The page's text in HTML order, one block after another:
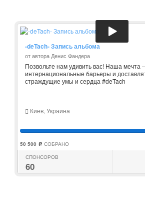
-deTach- Запись альбома
от автора Денис Фандера
Позвольте нам удивить вас! Наша мечта
интернациональные барьеры и
страждущие умы и сердца #deTach
Киев, Украина
50 500 c СОБРАНО
СПОНСОРОВ
60